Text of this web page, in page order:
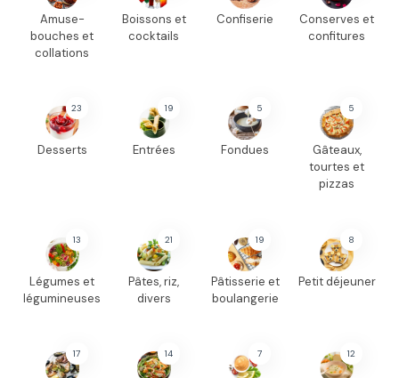
Amuse-
bouches et
collations
Boissons et
cocktails
Confiserie
Conserves et
confitures
23
Desserts
19
Entrées
5
Fondues
5
Gâteaux,
tourtes et
pizzas
13
Légumes et
légumineuses
21
Pâtes, riz,
divers
19
Pâtisserie et
boulangerie
8
Petit déjeuner
17 14 7 12